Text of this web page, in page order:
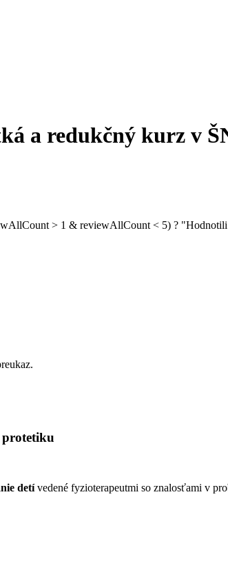
a redukčný kurz v
> 1 & reviewAllCount < 5) ?
protetiku
detívedené fyzioterapeutmi so znalosťami v